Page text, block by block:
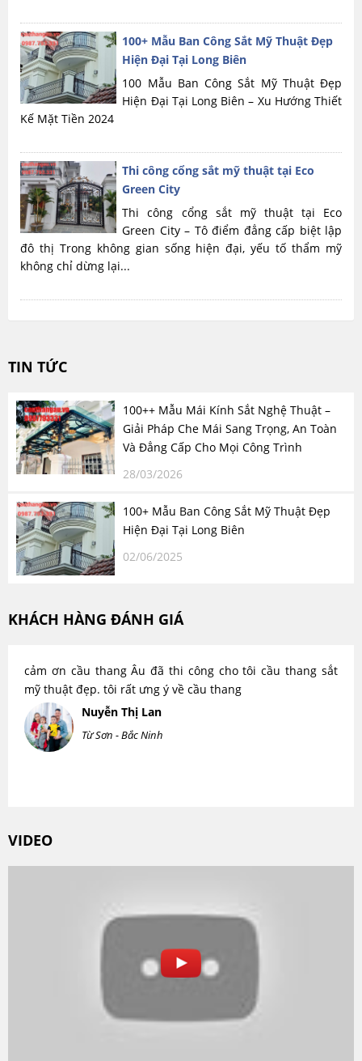
100+ Mẫu Ban Công Sắt Mỹ Thuật Đẹp
Hiện Đại Tại Long Biên
100 Mẫu Ban Công Sắt Mỹ Thuật Đẹp
Hiện Đại Tại Long Biên – Xu Hướng Thiết
Kế Mặt Tiền 2024
Thi công cổng sắt mỹ thuật tại Eco
Green City
Thi công cổng sắt mỹ thuật tại Eco
Green City – Tô điểm đẳng cấp biệt lập
đô thị Trong không gian sống hiện đại, yếu tố thẩm mỹ
không chỉ dừng lại...
TIN TỨC
100++ Mẫu Mái Kính Sắt Nghệ Thuật –
Giải Pháp Che Mái Sang Trọng, An Toàn
Và Đẳng Cấp Cho Mọi Công Trình
28/03/2026
100+ Mẫu Ban Công Sắt Mỹ Thuật Đẹp
Hiện Đại Tại Long Biên
02/06/2025
KHÁCH HÀNG ĐÁNH GIÁ
cảm ơn cầu thang Âu đã thi công cho tôi cầu thang sắt
mỹ thuật đẹp. tôi rất ưng ý về cầu thang
Nuyễn Thị Lan
Từ Sơn - Bắc Ninh
VIDEO